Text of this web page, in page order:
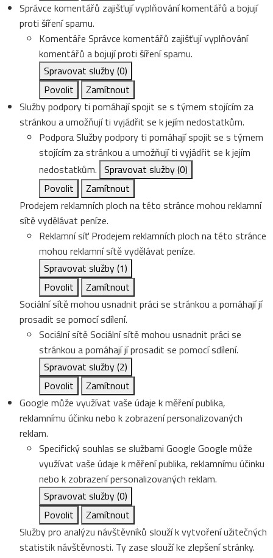
Správce komentářů zajišťují vyplňování komentářů a bojují
proti šíření spamu.
Komentáře Správce komentářů zajišťují vyplňování
komentářů a bojují proti šíření spamu.
Spravovat služby(0)
Povolit
Zamítnout
Služby podpory ti pomáhají spojit se s týmem stojícím za
stránkou a umožňují ti vyjádřit se k jejím nedostatkům.
PodporaSlužby podpory ti pomáhají spojit se s týmem
stojícím za stránkou a umožňují ti vyjádřit se k jejím
nedostatkům. Spravovat služby(0)
Povolit
Zamítnout
Prodejem reklamních ploch na této stránce mohou reklamní
sítě vydělávat peníze.
Reklamní síť Prodejem reklamních ploch na této stránce
mohou reklamní sítě vydělávat peníze.
Spravovat služby(1)
Povolit
Zamítnout
Sociální sítě mohou usnadnit práci se stránkou a pomáhají jí
prosadit se pomocí sdílení.
Sociální sítěSociální sítě mohou usnadnit práci se
stránkou a pomáhají jí prosadit se pomocí sdílení.
Spravovat služby(2)
Povolit
Zamítnout
Google může využívat vaše údaje k měření publika,
reklamnímu účinku nebo k zobrazení personalizovaných
reklam.
Specifický souhlas se službami Google Google může
využívat vaše údaje k měření publika, reklamnímu účinku
nebo k zobrazení personalizovaných reklam.
Spravovat služby(0)
Povolit
Zamítnout
Služby pro analýzu návštěvníků slouží k vytvoření užitečných
statistik návštěvnosti. Ty zase slouží ke zlepšení stránky.